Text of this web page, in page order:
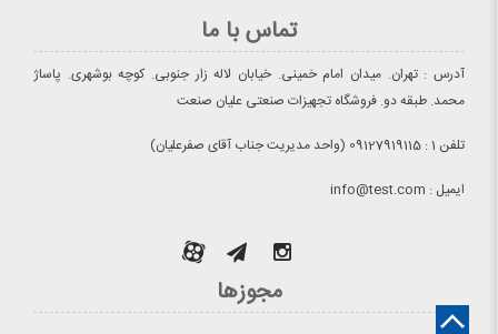
تماس با ما
آدرس : تهران. میدان امام خمینی. خیابان لاله زار جنوبی. کوچه بوشهری. پاساژ
محمد. طبقه دو. فروشگاه تجهیزات صنعتی علیان صنعت
تلفن 1 : 09127919115 (واحد مدیریت جناب آقای صفرعلیان)
ایمیل : info@test.com
مجوزها